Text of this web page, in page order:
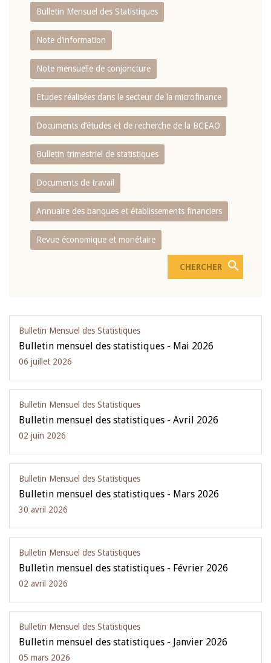
Bulletin Mensuel des Statistiques
Note d’information
Note mensuelle de conjoncture
Etudes réalisées dans le secteur de la microfinance
Documents d’études et de recherche de la BCEAO
Bulletin trimestriel de statistiques
Documents de travail
Annuaire des banques et établissements financiers
Revue économique et monétaire
Bulletin Mensuel des Statistiques
Bulletin mensuel des statistiques - Mai 2026
06 juillet 2026
Bulletin Mensuel des Statistiques
Bulletin mensuel des statistiques - Avril 2026
02 juin 2026
Bulletin Mensuel des Statistiques
Bulletin mensuel des statistiques - Mars 2026
30 avril 2026
Bulletin Mensuel des Statistiques
Bulletin mensuel des statistiques - Février 2026
02 avril 2026
Bulletin Mensuel des Statistiques
Bulletin mensuel des statistiques - Janvier 2026
05 mars 2026